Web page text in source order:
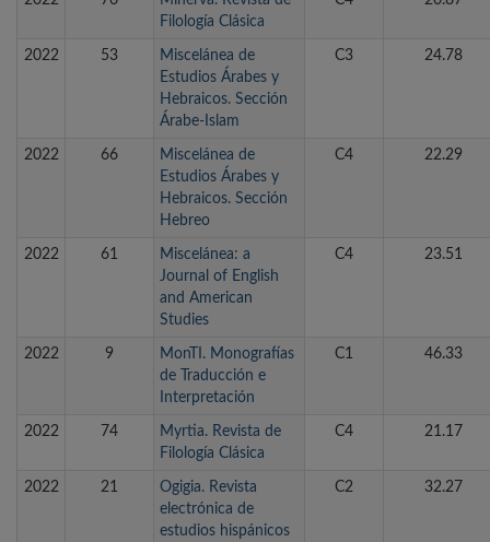
Filología Clásica
2022 53
Miscelánea de
Estudios Árabes y
Hebraicos. Sección
Árabe-Islam
C3 24.78
2022 66
Miscelánea de
Estudios Árabes y
Hebraicos. Sección
Hebreo
C4 22.29
2022 61
Miscelánea: a
Journal of English
and American
Studies
C4 23.51
2022 9
MonTI. Monografías
de Traducción e
Interpretación
C1 46.33
2022 74
Myrtia. Revista de
Filología Clásica
C4 21.17
2022 21
Ogigia. Revista
electrónica de
estudios hispánicos
C2 32.27